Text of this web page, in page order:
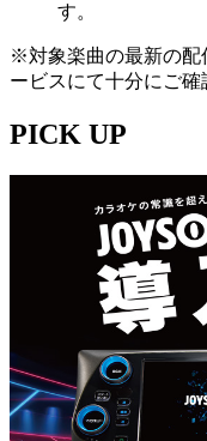
す。
※対象楽曲の最新の配
ービスにて十分にご確
PICK UP